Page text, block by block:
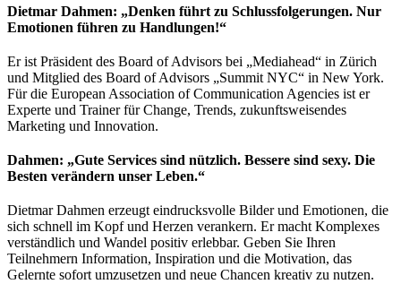
Dietmar Dahmen: „Denken führt zu Schlussfolgerungen. Nur
Emotionen führen zu Handlungen!“
Er ist Präsident des Board of Advisors bei „Mediahead“ in Zürich
und Mitglied des Board of Advisors „Summit NYC“ in New York.
Für die European Association of Communication Agencies ist er
Experte und Trainer für Change, Trends, zukunftsweisendes
Marketing und Innovation.
Dahmen: „Gute Services sind nützlich. Bessere sind sexy. Die
Besten verändern unser Leben.“
Dietmar Dahmen erzeugt eindrucksvolle Bilder und Emotionen, die
sich schnell im Kopf und Herzen verankern. Er macht Komplexes
verständlich und Wandel positiv erlebbar. Geben Sie Ihren
Teilnehmern Information, Inspiration und die Motivation, das
Gelernte sofort umzusetzen und neue Chancen kreativ zu nutzen.